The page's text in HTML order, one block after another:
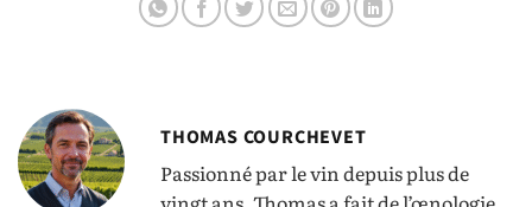
THOMAS COURCHEVET
Passionné par le vin depuis plus de